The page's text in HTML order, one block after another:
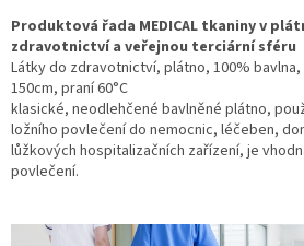
Produktová řada MEDICAL tkaniny v
zdravotnictví a veřejnou terciární sféru
Látky do zdravotnictví, plátno, 100%
150cm, praní 60°C
klasické, neodlehčené bavlněné plátno,
ložního povlečení do nemocnic, léčeben,
lůžkových hospitalizačních zařízení, je
povlečení.